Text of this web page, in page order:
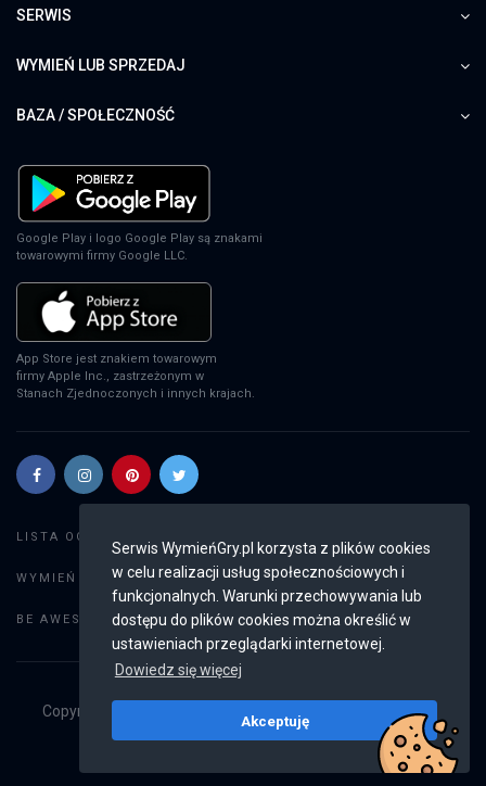
Serwis WymieńGry.pl korzysta z plików cookies
w celu realizacji usług społecznościowych i
funkcjonalnych. Warunki przechowywania lub
dostępu do plików cookies można określić w
ustawieniach przeglądarki internetowej.
Dowiedz się więcej
Akceptuję
SERWIS
WYMIEŃ LUB SPRZEDAJ
BAZA / SPOŁECZNOŚĆ
Google Play i logo Google Play są znakami
towarowymi firmy Google LLC.
App Store jest znakiem towarowym
firmy Apple Inc., zastrzeżonym w
Stanach Zjednoczonych i innych krajach.
LISTA OGŁOSZEŃ:
WYMIEŃ GRY: Dodaj ogłoszenie
BE AWESOME: Weryfikacja konta
Copyright © 2019 - 2026
Wszystkie prawa
v2.8.4